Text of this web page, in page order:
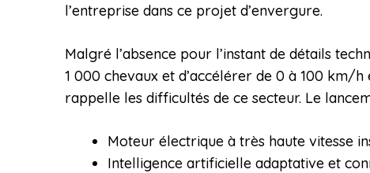
l’entreprise dans ce projet d’envergure.
Malgré l’absence pour l’instant de détails
1 000 chevaux et d’accélérer de 0 à 100 km/
rappelle les difficultés de ce secteur. Le
Moteur électrique à très haute vitesse
Intelligence artificielle adaptative et